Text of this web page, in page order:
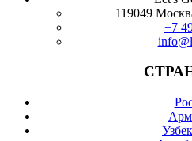
119049
+7